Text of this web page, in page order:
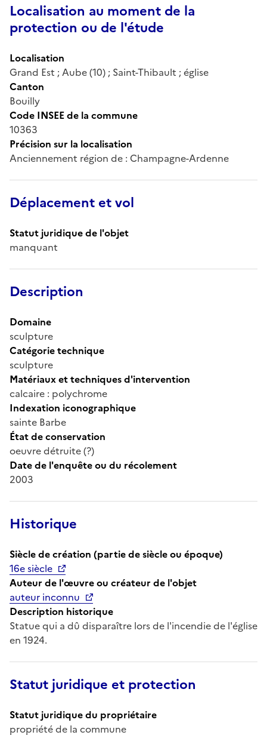
Localisation au moment de la
protection ou de l'étude
Localisation
Grand Est ; Aube (10) ; Saint-Thibault ; église
Canton
Bouilly
Code INSEE de la commune
10363
Précision sur la localisation
Anciennement région de : Champagne-Ardenne
Déplacement et vol
Statut juridique de l'objet
manquant
Description
Domaine
sculpture
Catégorie technique
sculpture
Matériaux et techniques d'intervention
calcaire : polychrome
Indexation iconographique
sainte Barbe
État de conservation
oeuvre détruite (?)
Date de l'enquête ou du récolement
2003
Historique
Siècle de création (partie de siècle ou époque)
16e siècle
Auteur de l'œuvre ou créateur de l'objet
auteur inconnu
Description historique
Statue qui a dû disparaître lors de l'incendie de l'église
en 1924.
Statut juridique et protection
Statut juridique du propriétaire
propriété de la commune